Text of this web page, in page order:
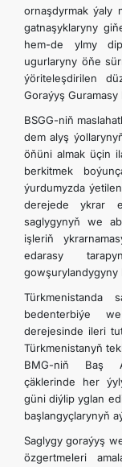
ornaşdyrmak ýaly
gatnaşyklaryny
hem-de ylmy
ugurlaryny öňe
ýöriteleşdirilen
Goraýyş
BSGG-niň
dem alyş
öňüni almak üçin
berkitmek
ýurdumyzda
derejede ykrar
saglygynyň we
işleriň
edarasy
gowşurylandygyny
Türkmenistanda
bedenterbiýe
derejesinde ileri
Türkmenistanyň
BMG-niň Baş
çäklerinde her
güni diýlip yglan
başlangyçlarynyň
Saglygy goraýyş
özgertmeleri